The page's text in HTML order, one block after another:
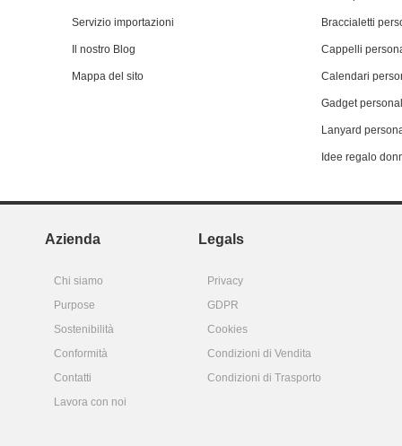
Servizio importazioni
Il nostro Blog
Mappa del sito
Braccialetti
Cappelli
Calendari
Gadget
Lanyard
Idee regalo
Azienda Legals
Chi siamo
Privacy
Purpose
GDPR
Sostenibilità
Cookies
Conformità
Condizioni di Vendita
Contatti
Condizioni di Trasporto
Lavora con noi